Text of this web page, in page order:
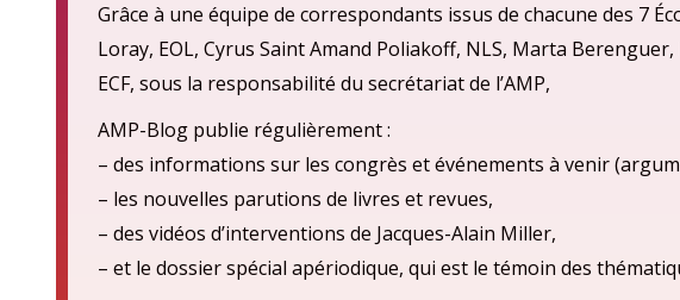
Grâce à une équipe de correspondants issus de chacune des 7
Loray, EOL, Cyrus Saint Amand Poliakoff, NLS, Marta
ECF, sous la responsabilité du secrétariat de l’AMP,
AMP-Blog publie régulièrement :
– des informations sur les congrès et événements à venir
– les nouvelles parutions de livres et revues,
– des vidéos d’interventions de Jacques-Alain Miller,
– et le dossier spécial apériodique, qui est le témoin des